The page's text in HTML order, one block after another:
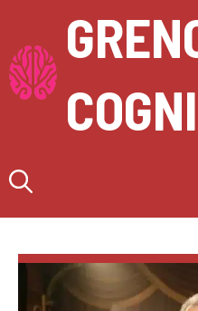
contenu